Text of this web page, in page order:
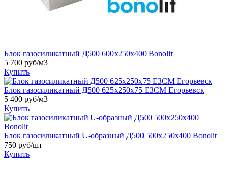
Блок газосиликатный Д500 600х250х400 Bonolit
5 700 руб/м3
Купить
Блок газосиликатный Д500 625х250х75 ЕЗСМ Егорьевск
5 400 руб/м3
Купить
Блок газосиликатный U-образный Д500 500х250х400 Bonolit
750 руб/шт
Купить